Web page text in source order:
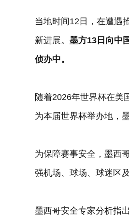
当地时间12日，在遭遇
新进展。 墨方13日向中
侦办中。
随着2026年世界杯在美
为本届世界杯举办地，
为保障赛事安全，墨西
强机场、球场、球迷区
墨西哥安全专家分析指